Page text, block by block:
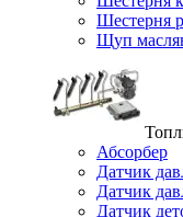
Шестерня
Щуп
Абсорбер
Датчик
Датчик
Датчик